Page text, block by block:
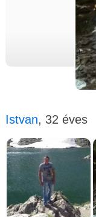
Istvan, 32 éves